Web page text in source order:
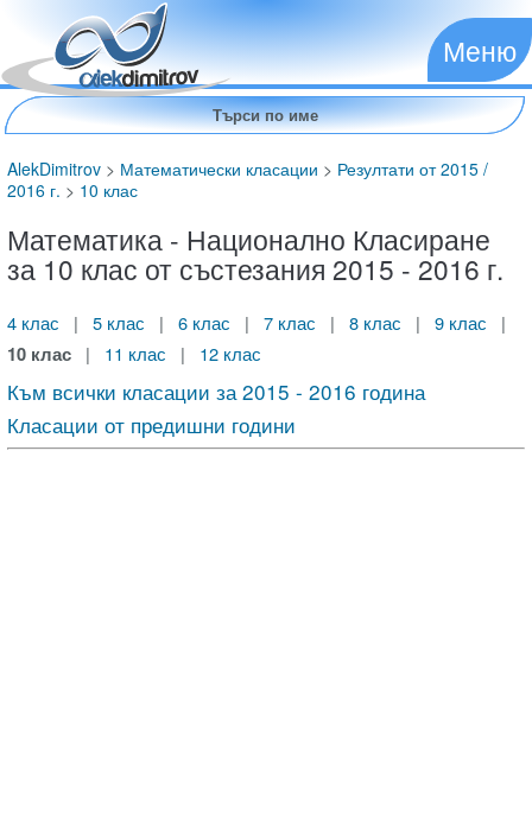
Меню
AlekDimitrov > Математически класации > Резултати от 2015 /
2016 г. > 10 клас
Математика - Национално Класиране
за 10 клас от състезания 2015 - 2016 г.
4 клас | 5 клас | 6 клас | 7 клас | 8 клас | 9 клас |
10 клас | 11 клас | 12 клас
Към всички класации за 2015 - 2016 година
Класации от предишни години